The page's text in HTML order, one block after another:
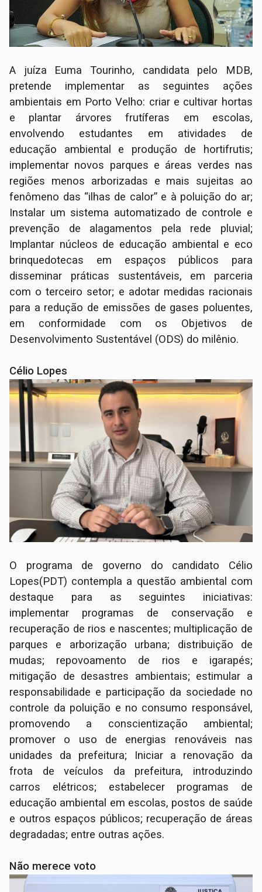
A juíza Euma Tourinho, candidata pelo MDB,
pretende implementar as seguintes ações
ambientais em Porto Velho: criar e cultivar hortas
e plantar árvores frutíferas em escolas,
envolvendo estudantes em atividades de
educação ambiental e produção de hortifrutis;
implementar novos parques e áreas verdes nas
regiões menos arborizadas e mais sujeitas ao
fenômeno das “ilhas de calor” e à poluição do ar;
Instalar um sistema automatizado de controle e
prevenção de alagamentos pela rede pluvial;
Implantar núcleos de educação ambiental e eco
brinquedotecas em espaços públicos para
disseminar práticas sustentáveis, em parceria
com o terceiro setor; e adotar medidas racionais
para a redução de emissões de gases poluentes,
em conformidade com os Objetivos de
Desenvolvimento Sustentável (ODS) do milênio.
Célio Lopes
O programa de governo do candidato Célio
Lopes(PDT) contempla a questão ambiental com
destaque para as seguintes iniciativas:
implementar programas de conservação e
recuperação de rios e nascentes; multiplicação de
parques e arborização urbana; distribuição de
mudas; repovoamento de rios e igarapés;
mitigação de desastres ambientais; estimular a
responsabilidade e participação da sociedade no
controle da poluição e no consumo responsável,
promovendo a conscientização ambiental;
promover o uso de energias renováveis nas
unidades da prefeitura; Iniciar a renovação da
frota de veículos da prefeitura, introduzindo
carros elétricos; estabelecer programas de
educação ambiental em escolas, postos de saúde
e outros espaços públicos; recuperação de áreas
degradadas; entre outras ações.
Não merece voto